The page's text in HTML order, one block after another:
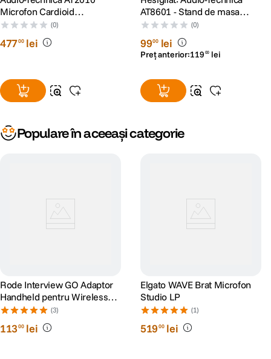
Microfon Cardioid
Condenser (0)
47700 lei
AT8601 - Stand de masa
cauciuc pentru microfon -
RS125036098-1
(0)
9900 lei
Preț anterior:119 00 lei
Populare în aceeași categorie
Rode Interview GO Adaptor
Handheld pentru Wireless
GO
(3)
11300 lei
Elgato WAVE Brat Microfon
Studio LP
(1)
51900 lei